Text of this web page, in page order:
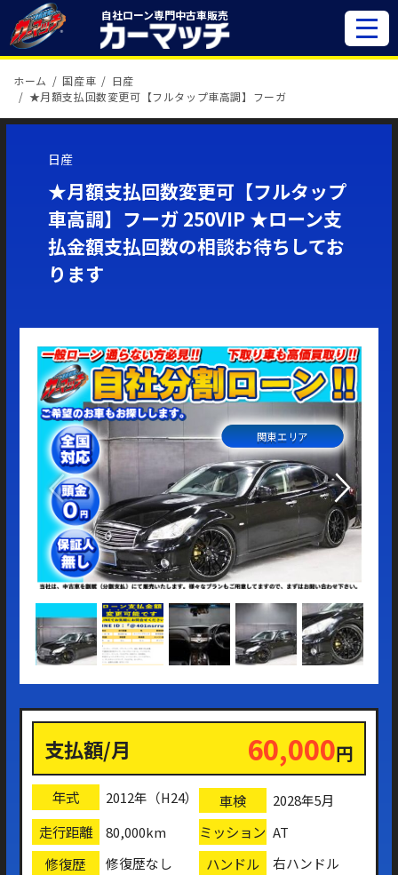
自社ローン専門中古車販売
ホーム 国産車
日産
★月額支払回数変更可【フルタップ車高調】フーガ
日産
★月額支払回数変更可【フルタップ
車高調】フーガ 250VIP ★ローン支
払金額支払回数の相談お待ちしてお
ります
関東エリア
支払額/月 60,000円
年式 2012年（H24） 車検 2028年5月
走行距離 80,000km ミッション AT
修復歴 修復歴なし ハンドル 右ハンドル